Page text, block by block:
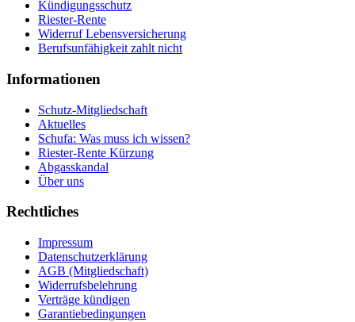
Kündigungsschutz
Riester-Rente
Widerruf Lebensversicherung
Berufsunfähigkeit zahlt nicht
Informationen
Schutz-Mitgliedschaft
Aktuelles
Schufa: Was muss ich wissen?
Riester-Rente Kürzung
Abgasskandal
Über uns
Rechtliches
Impressum
Datenschutzerklärung
AGB (Mitgliedschaft)
Widerrufsbelehrung
Verträge kündigen
Garantiebedingungen